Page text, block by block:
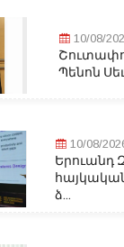
10/08/
Պենոն
10/08/
Երուանդ
ձ...